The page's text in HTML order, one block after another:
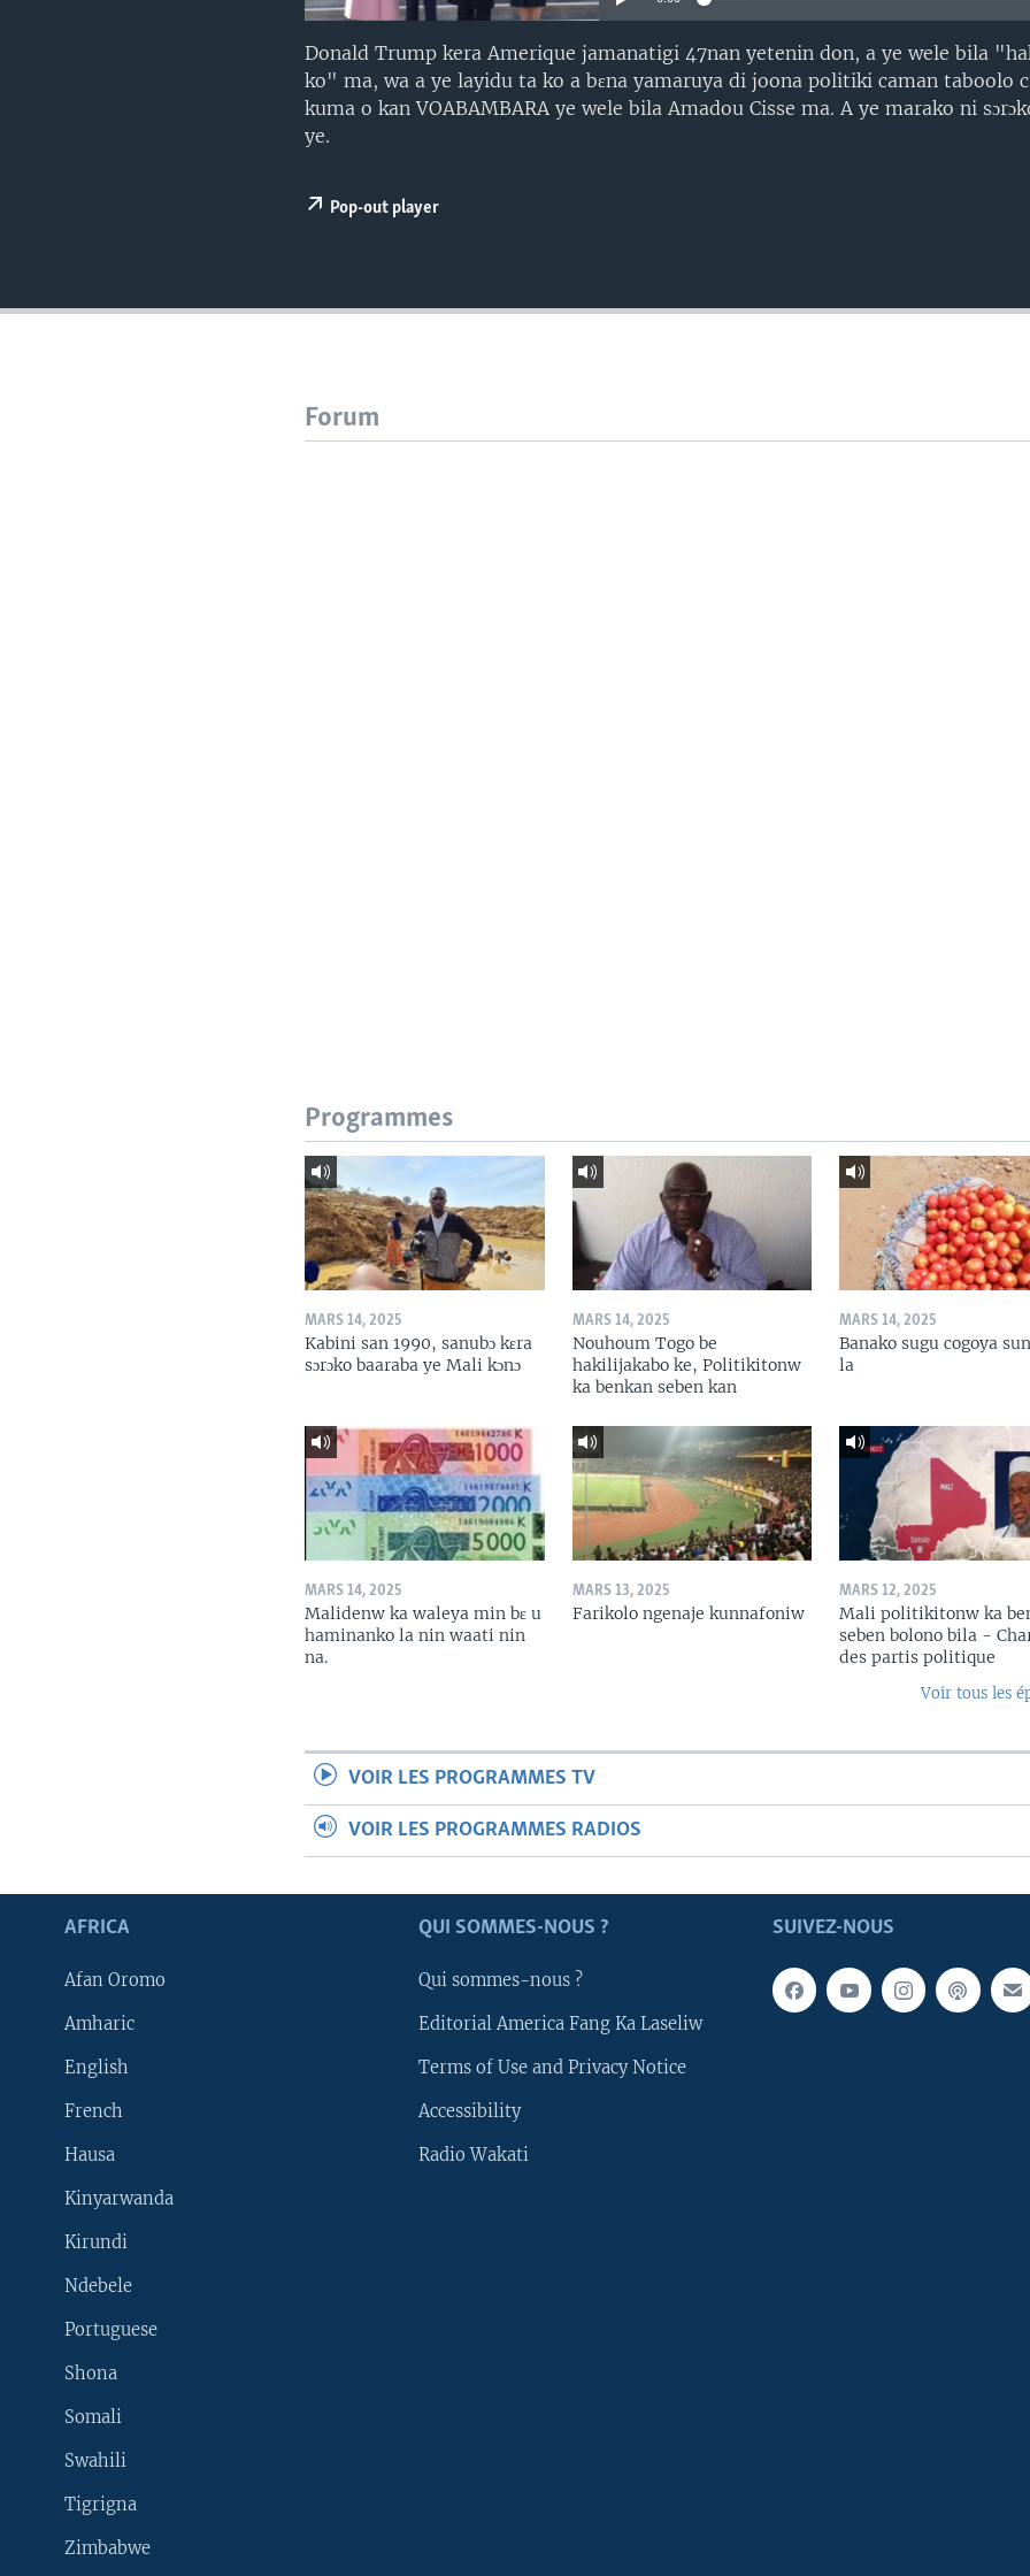
SUIVEZ-NOUS
Langues
Donald Trump kera Amerique jamanatigi 47nan yetenin don, a ye wele bila
ko" ma, wa a ye layidu ta ko a bɛna yamaruya di joona politiki caman taboolo
kuma o kan VOABAMBARA ye wele bila Amadou Cisse ma. A ye marako ni
ye.
Pop-out player
Forum
Programmes
MARS 14, 2025
Kabini san 1990, sanubɔ kɛra
sɔrɔko baaraba ye Mali kɔnɔ
MARS 14, 2025
Nouhoum Togo be
hakilijakabo ke, Politikitonw
ka benkan seben kan
MARS 14, 2025
Banako sugu cogoya
la
MARS 14, 2025
Malidenw ka waleya min bɛ u
haminanko la nin waati nin
na.
MARS 13, 2025
Farikolo ngenaje kunnafoniw
MARS 12, 2025
Mali politikitonw ka
seben bolono bila -
des partis politique
Voir tous les
VOIR LES PROGRAMMES TV
VOIR LES PROGRAMMES RADIOS
SUIVEZ-NOUS
AFRICA
Afan Oromo
Amharic
English
French
Hausa
Kinyarwanda
Kirundi
Ndebele
Portuguese
Shona
Somali
Swahili
Tigrigna
Zimbabwe
QUI SOMMES-NOUS ?
Qui sommes-nous ?
Editorial America Fang Ka Laseliw
Terms of Use and Privacy Notice
Accessibility
Radio Wakati